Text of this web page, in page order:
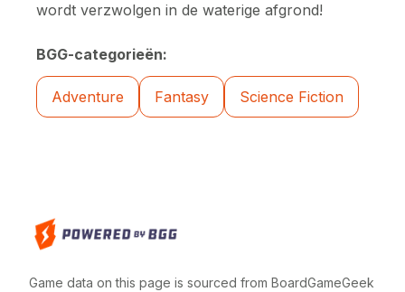
wordt verzwolgen in de waterige afgrond!
BGG-categorieën:
Adventure Fantasy Science Fiction
Game data on this page is sourced from BoardGameGeek